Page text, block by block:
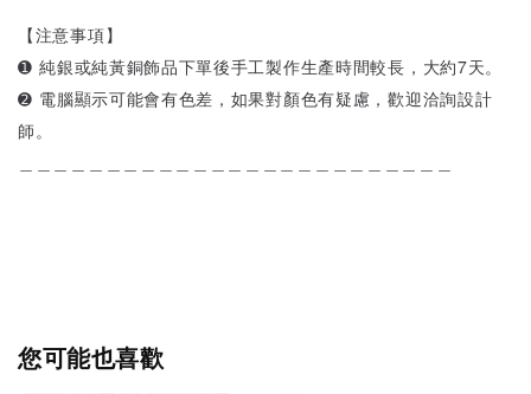
【注意事項】
➊ 純銀或純黃銅飾品下單後手工製作生產時間較長，大約7天。
➋ 電腦顯示可能會有色差，如果對顏色有疑慮，歡迎洽詢設計
師。
您可能也喜歡